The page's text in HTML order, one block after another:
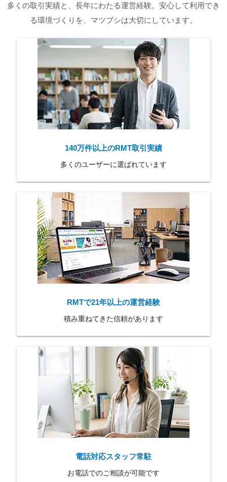
多くの取引実績と、長年にわたる運営経験。安心して利用でき
る環境づくりを、マツブシは大切にしています。
140万件以上のRMT取引実績
多くのユーザーに選ばれています
RMTで21年以上の運営経験
積み重ねてきた信頼があります
電話対応スタッフ常駐
お電話でのご相談が可能です